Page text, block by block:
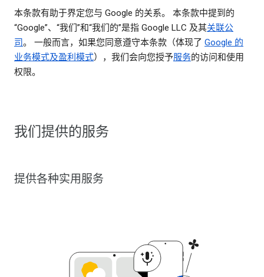
本条款有助于界定您与 Google 的关系。 本条款中提到的
“Google”、“我们”和“我们的”是指 Google LLC 及其关联公
司。 一般而言，如果您同意遵守本条款（体现了 Google 的
业务模式及盈利模式），我们会向您授予服务的访问和使用
权限。
我们提供的服务
提供各种实用服务